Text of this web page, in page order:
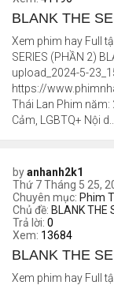
BLANK THE
Xem phim hay Full
SERIES (PHẦN 2)
upload_2024-5-
https://
Thái Lan Phim năm:
Cảm, LGBTQ+ Nội d...
byanhanh2k1
Thứ 7 Tháng 5 25,
Chuyên mục: Phim
Chủ đề: BLANK THE
Trả lời: 0
Xem: 13684
BLANK THE
Xem phim hay Full